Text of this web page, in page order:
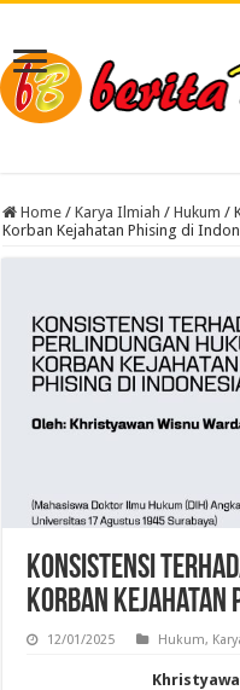
Home / Karya Ilmiah / Hukum /
Korban Kejahatan Phising di
Konsistensi
Korban Kejahatan
12/01/2025 Hukum,